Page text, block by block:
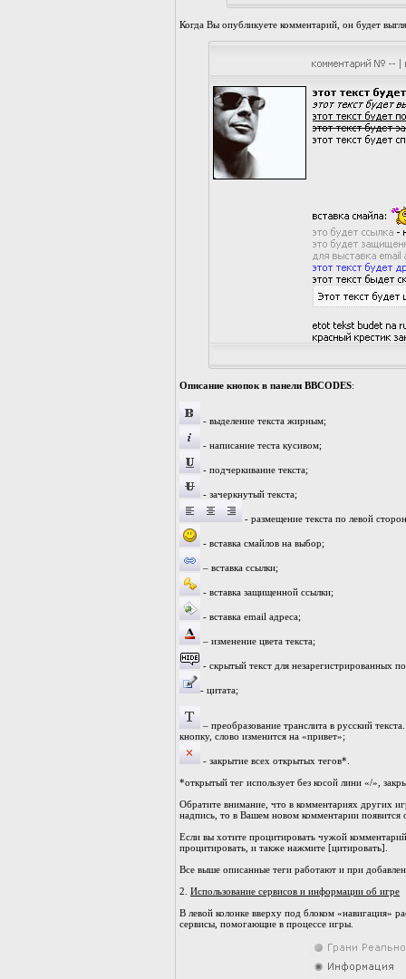
Когда Вы опубликуете комментарий, он будет
Описание кнопок в панели BBCODES:
- выделение текста жирным;
- написание теста кусивом;
- подчеркивание текста;
- зачеркнутый текста;
- размещение текста по левой
- вставка смайлов на выбор;
– вставка ссылки;
- вставка защищенной ссылки;
- вставка email адреса;
– изменение цвета текста;
- скрытый текст для незарегистрированных
- цитата;
– преобразование транслита в русский
кнопку, слово изменится на «привет»;
- закрытие всех открытых тегов*.
*открытый тег использует без косой лини «/»,
Обратите внимание, что в комментариях других
надпись, то в Вашем новом комментарии
Если вы хотите процитировать чужой
процитировать, и также нажмите [цитировать].
Все выше описанные теги работают и при
2. Использование сервисов и информации об игре
В левой колонке вверху под блоком «навигация»
сервисы, помогающие в процессе игры.